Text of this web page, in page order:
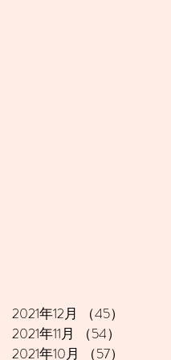
2021年12月 （45）
2021年11月
（54）
2021年10月
（57）